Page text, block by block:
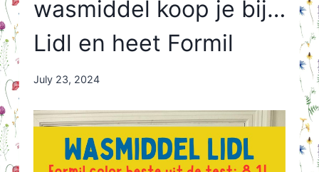
wasmiddel koop je bij…
Lidl en heet Formil
By
Orriëns
July 23, 2024